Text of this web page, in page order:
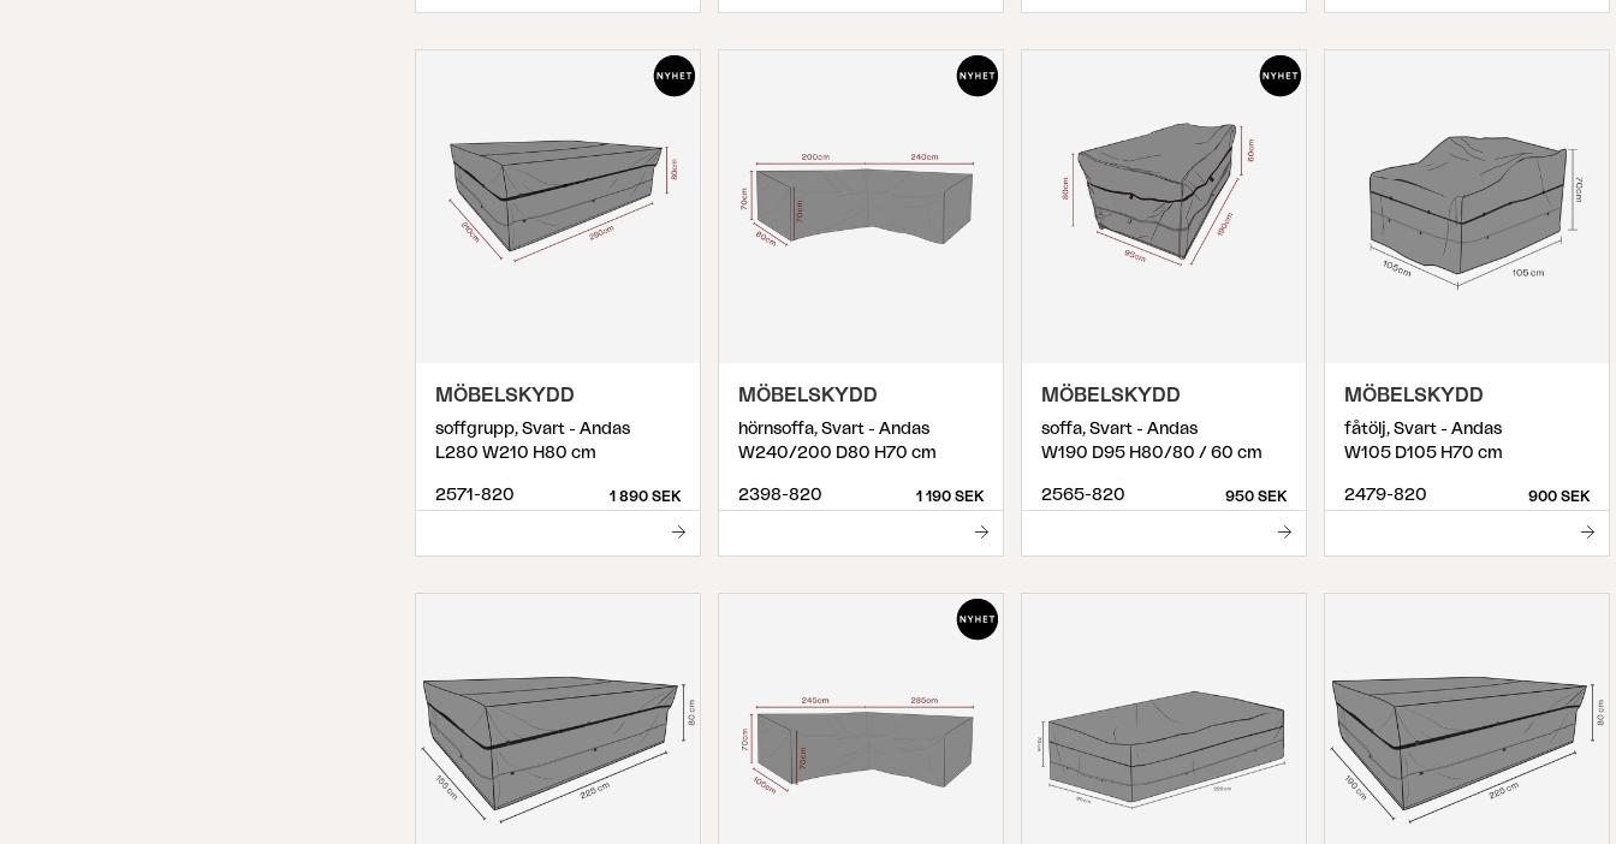
MÖBELSKYDD
soffgrupp, Svart - Andas
L280 W210 H80 cm
2571-820 1 890 SEK
MÖBELSKYDD
hörnsoffa, Svart - Andas
W240/200 D80 H70 cm
2398-820 1 190 SEK
MÖBELSKYDD
soffa, Svart - Andas
W190 D95 H80/80 / 60 cm
2565-820 950 SEK
MÖBELSKYDD
fåtölj, Svart - Andas
W105 D105 H70 cm
2479-820 900 SEK